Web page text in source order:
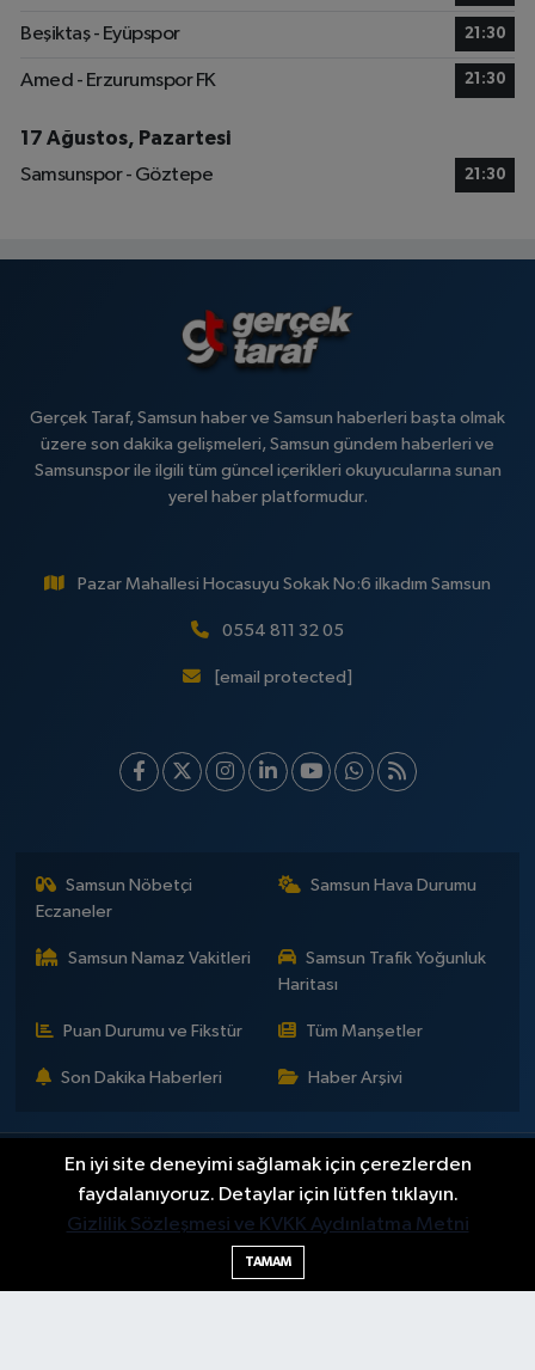
Beşiktaş - Eyüpspor 21:30
Amed - Erzurumspor FK 21:30
17 Ağustos, Pazartesi
Samsunspor - Göztepe
21:30
Gerçek Taraf, Samsun haber ve Samsun haberleri başta olmak
üzere son dakika gelişmeleri, Samsun gündem haberleri ve
Samsunspor ile ilgili tüm güncel içerikleri okuyucularına sunan
yerel haber platformudur.
Pazar Mahallesi Hocasuyu Sokak No:6 ilkadım Samsun
0554 811 32 05
[email protected]
Samsun Nöbetçi
Eczaneler
Samsun Hava Durumu
Samsun Namaz Vakitleri
Samsun Trafik Yoğunluk
Haritası
Puan Durumu ve Fikstür Tüm Manşetler
Son Dakika Haberleri Haber Arşivi
İLETİŞİM KÜNYE
Gizlilik Sözleşmesi
Yayın Politikaları ve Kullanım Şartları
Yayın İlkeleri
Hakkımızda
Okan Çakır kimdir?
BİLİM DÜNYA EĞİTİM EKONOMİ
GENEL
SAMSUNSPOR KÜLTÜR - SANAT
SAMSUN HABER
YAŞAM
YEMEK
En iyi site deneyimi sağlamak için çerezlerden
faydalanıyoruz. Detaylar için lütfen tıklayın.
Gizlilik Sözleşmesi ve KVKK Aydınlatma Metni
TAMAM